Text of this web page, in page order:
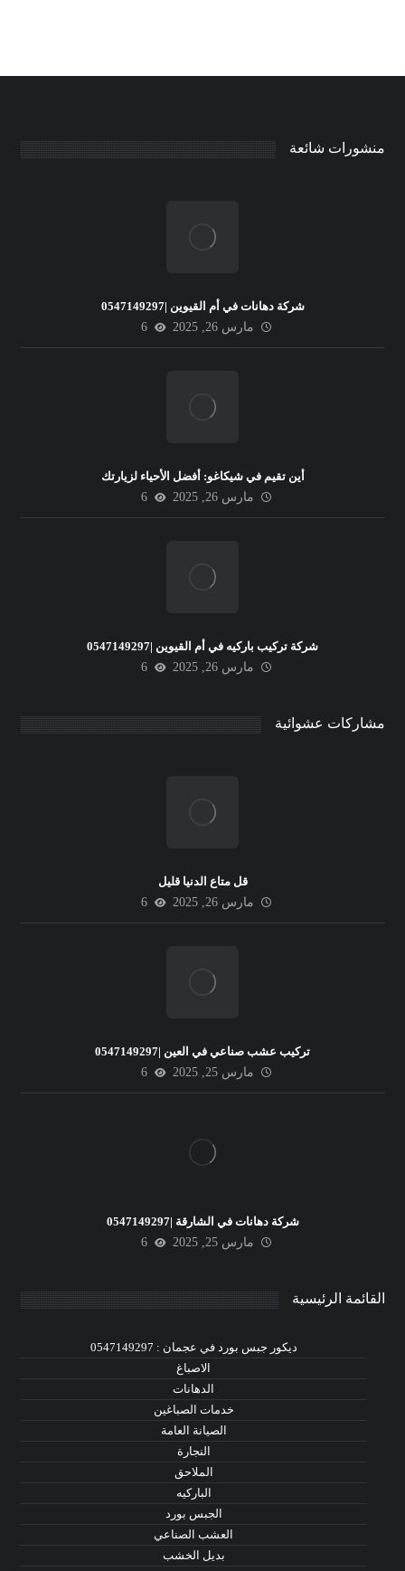
منشورات شائعة
شركة دهانات في أم القيوين |0547149297
مارس 26, 2025
6
أين تقيم في شيكاغو: أفضل الأحياء لزيارتك
مارس 26, 2025
6
شركة تركيب باركيه في أم القيوين |0547149297
مارس 26, 2025
6
مشاركات عشوائية
قل متاع الدنيا قليل
مارس 26, 2025
6
تركيب عشب صناعي في العين |0547149297
مارس 25, 2025
6
شركة دهانات في الشارقة |0547149297
مارس 25, 2025
6
القائمة الرئيسية
ديكور جبس بورد في عجمان : 0547149297
الاصباغ
الدهانات
خدمات الصباغين
الصيانة العامة
النجارة
الملاحق
الباركيه
الجبس بورد
العشب الصناعي
بديل الخشب